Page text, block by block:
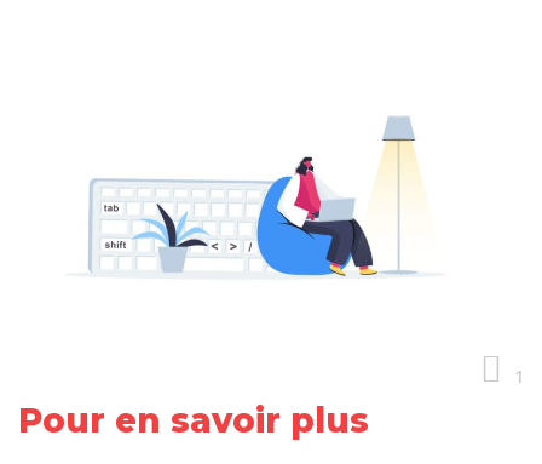
1
Pour en savoir plus